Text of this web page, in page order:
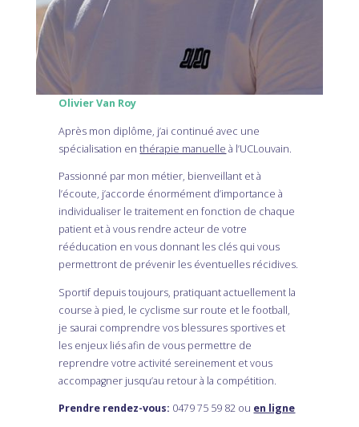
Olivier Van Roy
Après mon diplôme, j’ai continué avec une
spécialisation enthérapie manuelle à l’UCLouvain.
Passionné par mon métier, bienveillant et à
l’écoute, j’accorde énormément d’importance à
individualiser le traitement en fonction de chaque
patient et à vous rendre acteur de votre
rééducation en vous donnant les clés qui vous
permettront de prévenir les éventuelles récidives.
Sportif depuis toujours, pratiquant actuellement la
course à pied, le cyclisme sur route et le football,
je saurai comprendre vos blessures sportives et
les enjeux liés afin de vous permettre de
reprendre votre activité sereinement et vous
accompagner jusqu’au retour à la compétition.
Prendre rendez-vous: 0479 75 59 82 ou en ligne